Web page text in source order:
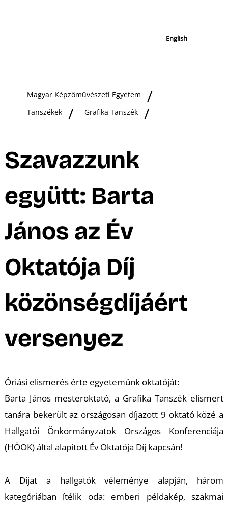
English
Magyar Képzőművészeti Egyetem
Tanszékek
Grafika Tanszék
Szavazzunk
együtt: Barta
János az Év
Oktatója Díj
közönségdíjáért
versenyez
Óriási elismerés érte egyetemünk oktatóját:
Barta János mesteroktató, a Grafika Tanszék elismert
tanára bekerült az országosan díjazott 9 oktató közé a
Hallgatói Önkormányzatok Országos Konferenciája
(HÖOK) által alapított Év Oktatója Díj kapcsán!
A Díjat a hallgatók véleménye alapján, három
kategóriában ítélik oda: emberi példakép, szakmai